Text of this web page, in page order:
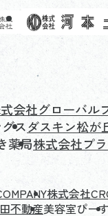
会社グローバル
スダスキン松が
薬局株式会社プ
株式会社
不動産美容室ぴーす